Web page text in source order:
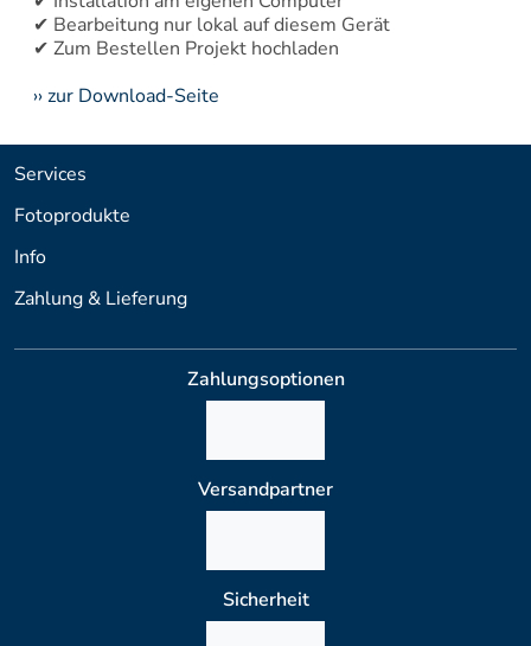
✔ Bearbeitung nur lokal auf diesem Gerät
›› zur Download-Seite
Services
Fotoprodukte
Info
Zahlung & Lieferung
Zahlungsoptionen
Versandpartner
Sicherheit